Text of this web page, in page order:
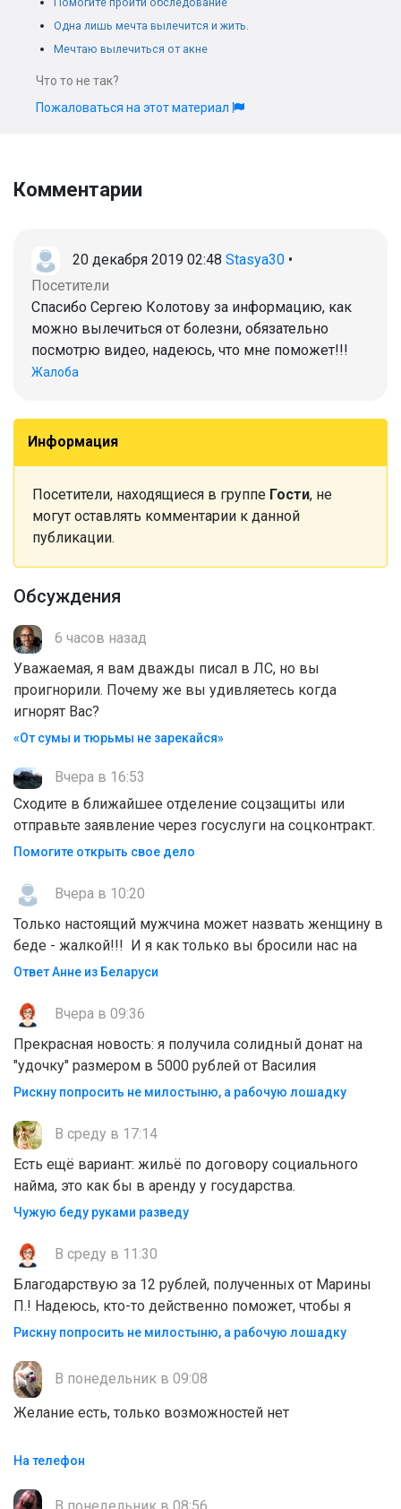
Одна лишь мечта вылечится и жить.
Мечтаю вылечиться от акне
Что то не так?
Пожаловаться на этот материал
Комментарии
20 декабря 2019 02:48 Stasya30 •
Посетители
Спасибо Сергею Колотову за информацию, как
можно вылечиться от болезни, обязательно
посмотрю видео, надеюсь, что мне поможет!!!
Жалоба
Информация
Посетители, находящиеся в группе Гости, не
могут оставлять комментарии к данной
публикации.
Обсуждения
6 часов назад
Уважаемая, я вам дважды писал в ЛС, но вы
проигнорили. Почему же вы удивляетесь когда
игнорят Вас?
«От сумы и тюрьмы не зарекайся»
Вчера в 16:53
Сходите в ближайшее отделение соцзащиты или
отправьте заявление через госуслуги на соцконтракт.
Помогите открыть свое дело
Вчера в 10:20
Только настоящий мужчина может назвать женщину в
беде - жалкой!!! И я как только вы бросили нас на
Ответ Анне из Беларуси
Вчера в 09:36
Прекрасная новость: я получила солидный донат на
"удочку" размером в 5000 рублей от Василия
Рискну попросить не милостыню, а рабочую лошадку
В среду в 17:14
Есть ещё вариант: жильё по договору социального
найма, это как бы в аренду у государства.
Чужую беду руками разведу
В среду в 11:30
Благодарствую за 12 рублей, полученных от Марины
П.! Надеюсь, кто-то действенно поможет, чтобы я
Рискну попросить не милостыню, а рабочую лошадку
В понедельник в 09:08
Желание есть, только возможностей нет
На телефон